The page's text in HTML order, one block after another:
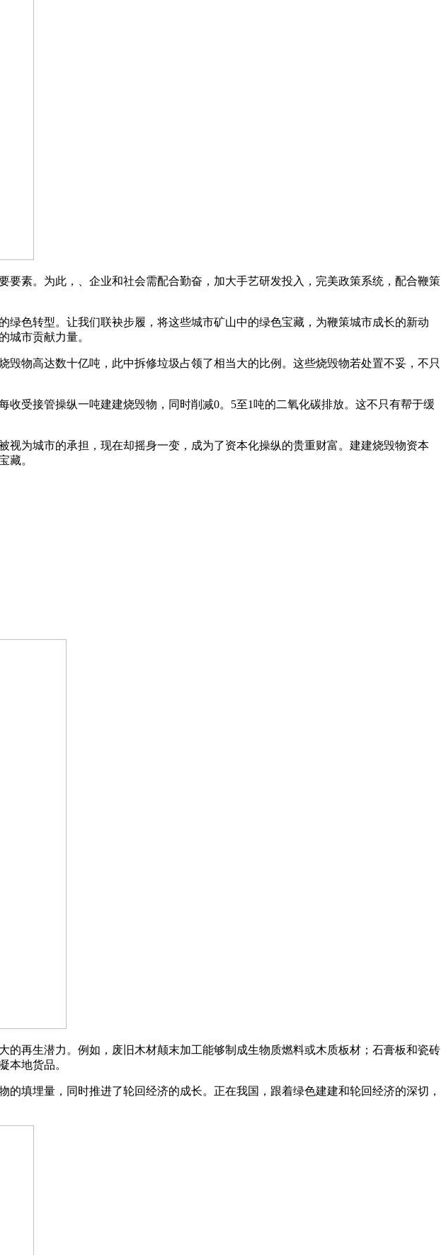
素。为此，、企业和社会需配合勤奋，加大手艺研发投入，完美政策系统，配合鞭策
色转型。让我们联袂步履，将这些城市矿山中的绿色宝藏，为鞭策城市成长的新动
城市贡献力量。
物高达数十亿吨，此中拆修垃圾占领了相当大的比例。这些烧毁物若处置不妥，不只
受接管操纵一吨建建烧毁物，同时削减0。5至1吨的二氧化碳排放。这不只有帮于缓
为城市的承担，现在却摇身一变，成为了资本化操纵的贵重财富。建建烧毁物资本
藏。
再生潜力。例如，废旧木材颠末加工能够制成生物质燃料或木质板材；石膏板和瓷砖
本地货品。
埋量，同时推进了轮回经济的成长。正在我国，跟着绿色建建和轮回经济的深切，